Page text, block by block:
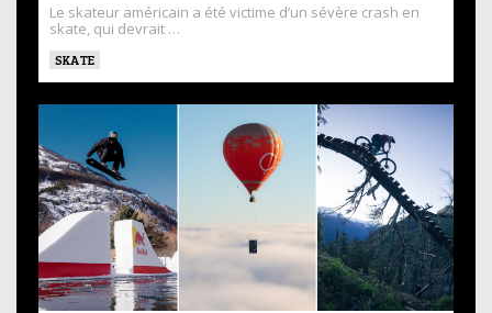
Le skateur américain a été victime d’un sévère crash en
skate, qui devrait …
SKATE